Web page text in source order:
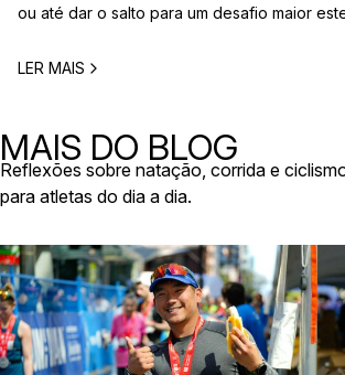
ou até dar o salto para um desafio maior
planear. Entre a primavera e o verão, o
LER MAIS
MAIS DO BLOG
Reflexões sobre natação, corrida e
para atletas do dia a dia.